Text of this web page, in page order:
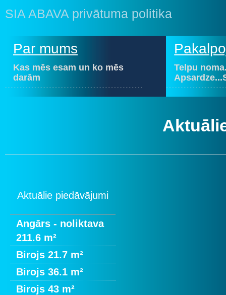
SIA ABAVA privātuma politika
Par mums
Kas mēs esam un ko mēs
darām
Telpu
Aktuālie piedāvājumi
Angārs - noliktava
211.6 m²
Birojs 21.7 m²
Birojs 36.1 m²
Birojs 43 m²